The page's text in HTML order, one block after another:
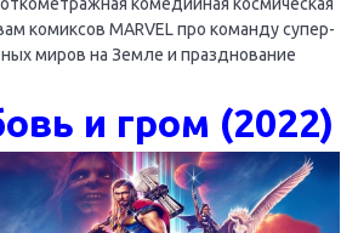
комиксов MARVEL про команду супер-
миров на Земле и празднование
и гром (2022)